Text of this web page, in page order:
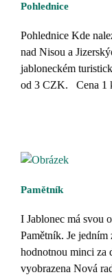
Pohlednice
Pohlednice Kde
nad Nisou a
jabloneckém
od 3 CZK. Cena 1
Pamětník
I Jablonec má svou
Pamětník. Je
hodnotnou minci za
vyobrazena Nová